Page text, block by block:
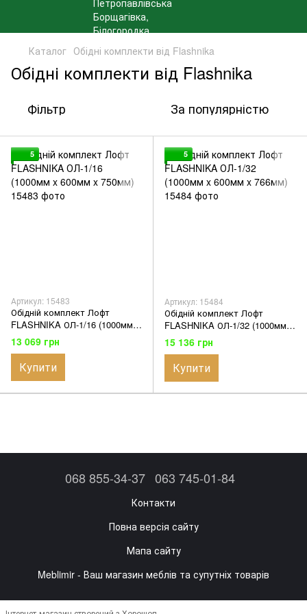
Каталог Обідні комплекти від Flashnika
Обідні комплекти від Flashnika
Фільтр За популярністю
5
Артикул: 15483
Обідній комплект Лофт
FLASHNIKA ОЛ-1/16 (1000мм x
600мм x 750мм)
13 069 грн
Купити
5
Артикул: 15484
Обідній комплект Лофт
FLASHNIKA ОЛ-1/32 (1000мм x
600мм x 766мм)
15 136 грн
Купити
068 855-34-37 063 745-01-84
Контакти
Повна версія сайту
Мапа сайту
Meblimir - Ваш магазин меблів та супутніх товарів